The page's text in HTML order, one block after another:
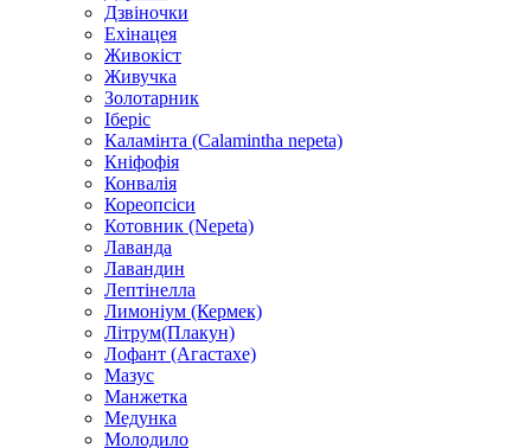
Дзвіночки
Ехінацея
Живокіст
Живучка
Золотарник
Іберіс
Каламінта (Calamintha nepeta)
Кніфофія
Конвалія
Кореопсіси
Котовник (Nepeta)
Лаванда
Лавандин
Лептінелла
Лимоніум (Кермек)
Літрум(Плакун)
Лофант (Агастахе)
Мазус
Манжетка
Медунка
Молодило